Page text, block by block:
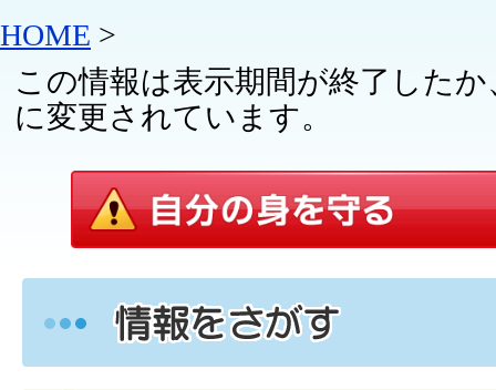
HOME >
この情報は表示期間が終了した
に変更されています。